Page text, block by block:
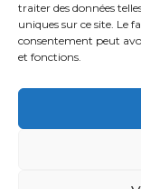
traiter des données
uniques sur ce site. Le
consentement peut
et fonctions.